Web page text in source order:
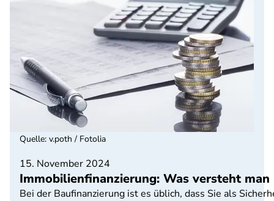
15. November 2024
Immobilienfinanzierung: Was versteht
Bei der Baufinanzierung ist es üblich, dass Sie als
Quelle: v.poth / Fotolia